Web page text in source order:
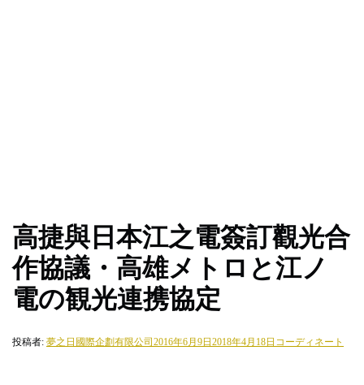
高捷與日本江之電簽訂觀光合
作協議・高雄メトロと江ノ
電の観光連携協定
投稿者: 夢之日國際企劃有限公司 2016年6月9日 2018年4月18日 コーディネート